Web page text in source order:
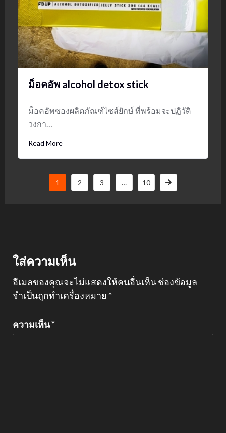
ม็อคอัพ alcohol detox stick
ม็อคอัพซองผลิตภัณฑ์ไซส์ยักษ์ ที่พร้อมจะปฏิวัติ
วงกา…
Read More
1 2 3 … 10
ใส่ความเห็น
อีเมลของคุณจะไม่แสดงให้คนอื่นเห็นช่องข้อมูล
จำเป็นถูกทำเครื่องหมาย *
ความเห็น*